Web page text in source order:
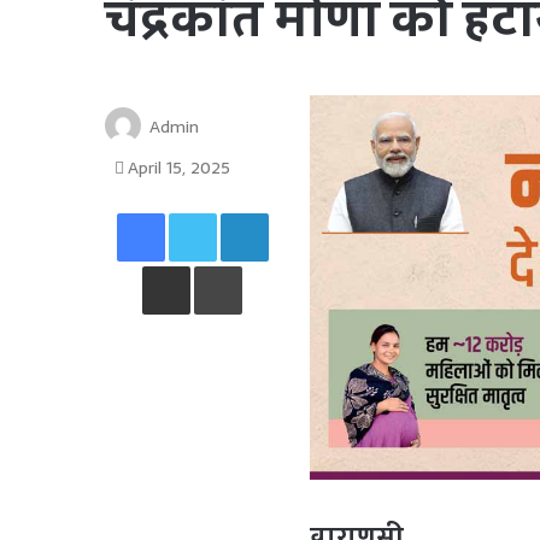
चंद्रकांत मीणा को
Admin
April 15, 2025
Facebook Twitter LinkedIn
Share via Email Print